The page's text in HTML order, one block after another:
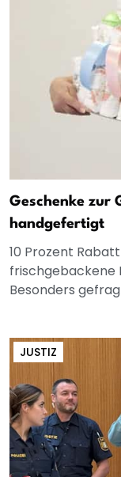
Geschenke zur
handgefertigt
10 Prozent
frischgebackene
Besonders
JUSTIZ